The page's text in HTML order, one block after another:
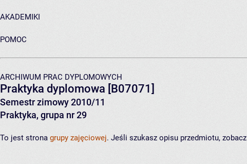
AKADEMIKI
POMOC
ARCHIWUM PRAC DYPLOMOWYCH
Praktyka dyplomowa [B07071]
Semestr zimowy 2010/11
Praktyka, grupa nr 29
To jest strona grupy zajęciowej. Jeśli szukasz opisu przedmiotu, zobacz